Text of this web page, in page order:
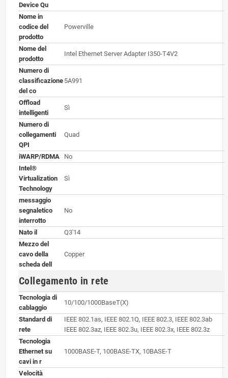
Device Qu
Nome in
codice del
prodotto
Powerville
Nome del
prodotto
Intel Ethernet Server Adapter I350-T4V2
Numero di
classificazione
del co
5A991
Offload
intelligenti
Sì
Numero di
collegamenti
QPI
Quad
iWARP/RDMA
No
Intel®
Virtualization
Technology
Sì
messaggio
segnaletico
interrotto
No
Nato il
Q3'14
Mezzo del
cavo della
scheda dell
Copper
Collegamento in rete
Tecnologia di
cablaggio
10/100/1000BaseT(X)
Standard di
rete
IEEE 802.1as, IEEE 802.1Q, IEEE 802.3, IEEE 802.3ab
IEEE 802.3az, IEEE 802.3u, IEEE 802.3x, IEEE 802.3z
Tecnologia
Ethernet su
cavi in r
1000BASE-T, 100BASE-TX, 10BASE-T
Velocità